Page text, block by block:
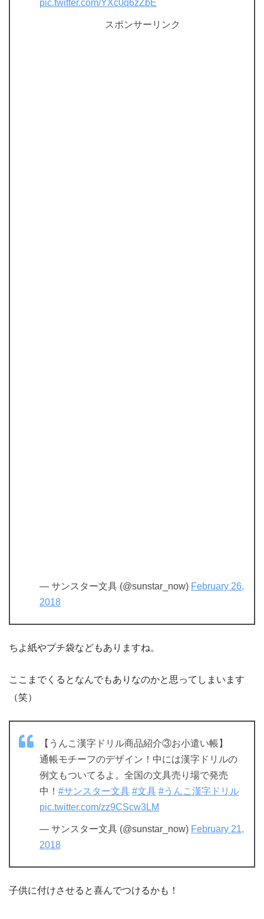
pic.twitter.com/YXc0q6zZbE
スポンサーリンク
— サンスター文具 (@sunstar_now) February 26,
2018
ちよ紙やプチ袋などもありますね。
ここまでくるとなんでもありなのかと思ってしまいます
（笑）
【うんこ漢字ドリル商品紹介③お小遣い帳】
通帳モチーフのデザイン！中には漢字ドリルの
例文もついてるよ。全国の文具売り場で発売
中！ #サンスター文具 #文具 #うんこ漢字ドリル
pic.twitter.com/zz9CScw3LM
— サンスター文具 (@sunstar_now) February 21,
2018
子供に付けさせると喜んでつけるかも！